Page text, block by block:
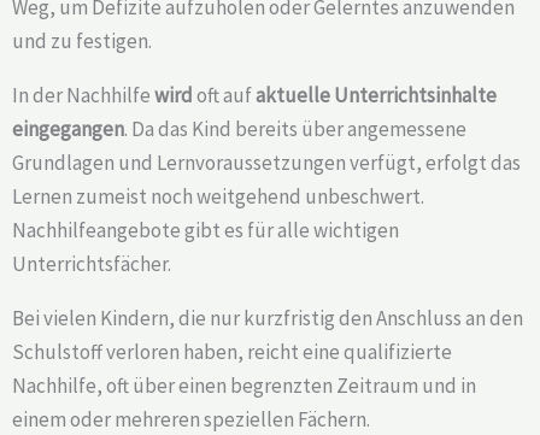
Weg, um Defizite aufzuholen oder Gelerntes anzuwenden
und zu festigen.
In der Nachhilfewirdoft aufaktuelle Unterrichtsinhalte
eingegangen. Da das Kind bereits über angemessene
Grundlagen und Lernvoraussetzungen verfügt, erfolgt das
Lernen zumeist noch weitgehend unbeschwert.
Nachhilfeangebote gibt es für alle wichtigen
Unterrichtsfächer.
Bei vielen Kindern, die nur kurzfristig den Anschluss an den
Schulstoff verloren haben, reicht eine qualifizierte
Nachhilfe, oft über einen begrenzten Zeitraum und in
einem oder mehreren speziellen Fächern.